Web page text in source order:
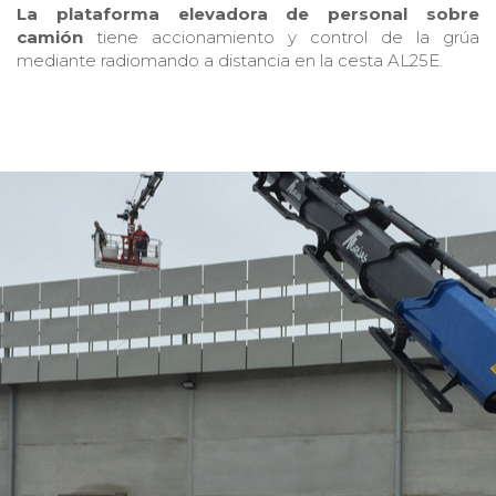
La plataforma elevadora de personal sobre
camión tiene accionamiento y control de la grúa
mediante radiomando a distancia en la cesta AL25E.